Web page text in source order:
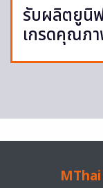
รับผลิตยูนิ
เกรดคุณภ
MThai